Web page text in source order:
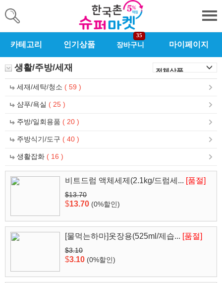
카테고리 인기상품 장바구니
35
마이페이지
생활/주방/세재
세재/세탁/청소 ( 59 )
샴푸/욕실 ( 25 )
주방/일회용품 ( 20 )
주방식기/도구 ( 40 )
생활잡화 ( 16 )
비트드럼 액체세제(2.1kg/드럼세... [품절]
$13.70
$13.70 (0%할인)
[물먹는하마]옷장용(525ml/제습... [품절]
$3.10
$3.10 (0%할인)